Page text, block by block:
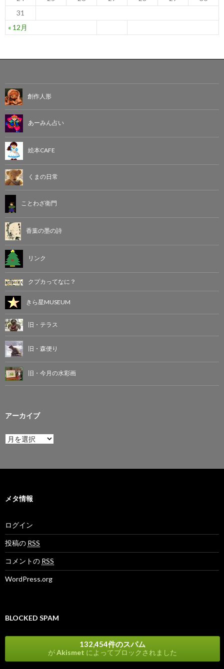
« 12月
31
創作人形
あーみん占い
絵本CAFE
くまの日常
ことわざ衛門
香葉の墨の詩
リンク
クプカってなに？
きら星MUSEUM
旧・テラス
旧・森便り
旧・今月の水彩画
アーカイブ
ア
メタ情報
ログイン
投稿の RSS
コメントの RSS
WordPress.org
BLOCKED SPAM
132,454件のスパム
がAkismet によってブロックされました